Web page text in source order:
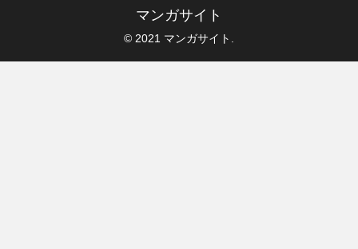
マンガサイト
© 2021 マンガサイト.